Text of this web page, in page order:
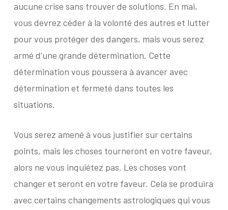
aucune crise sans trouver de solutions. En mai,
vous devrez céder à la volonté des autres et lutter
pour vous protéger des dangers, mais vous serez
armé d’une grande détermination. Cette
détermination vous poussera à avancer avec
détermination et fermeté dans toutes les
situations.
Vous serez amené à vous justifier sur certains
points, mais les choses tourneront en votre faveur,
alors ne vous inquiétez pas. Les choses vont
changer et seront en votre faveur. Cela se produira
avec certains changements astrologiques qui vous